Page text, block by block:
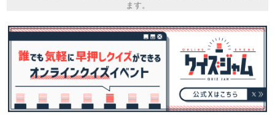
ます。